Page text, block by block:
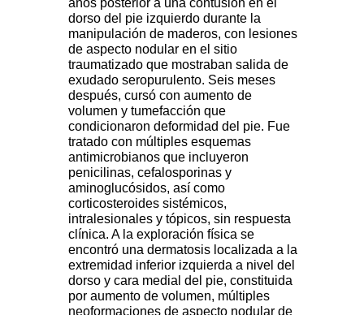
años posterior a una contusión en el
dorso del pie izquierdo durante la
manipulación de maderos, con lesiones
de aspecto nodular en el sitio
traumatizado que mostraban salida de
exudado seropurulento. Seis meses
después, cursó con aumento de
volumen y tumefacción que
condicionaron deformidad del pie. Fue
tratado con múltiples esquemas
antimicrobianos que incluyeron
penicilinas, cefalosporinas y
aminoglucósidos, así como
corticosteroides sistémicos,
intralesionales y tópicos, sin respuesta
clínica. A la exploración física se
encontró una dermatosis localizada a la
extremidad inferior izquierda a nivel del
dorso y cara medial del pie, constituida
por aumento de volumen, múltiples
neoformaciones de aspecto nodular de